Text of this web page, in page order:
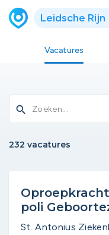
Leidsche Rijn
Vacatures
search
232 vacatures
poli
St. Antonius